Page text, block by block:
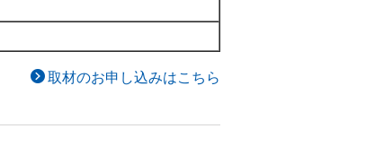
取材のお申し込みはこちら